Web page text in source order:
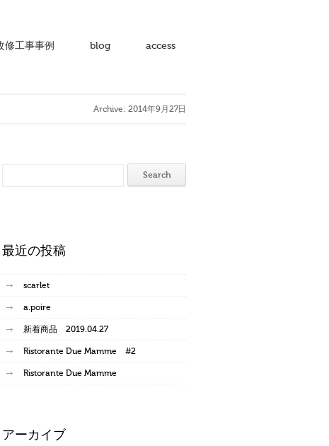
修工事事例 blog access
Archive: 2014年9月27日
最近の投稿
scarlet
a.poire
新着商品 2019.04.27
Ristorante Due Mamme #2
Ristorante Due Mamme
アーカイブ